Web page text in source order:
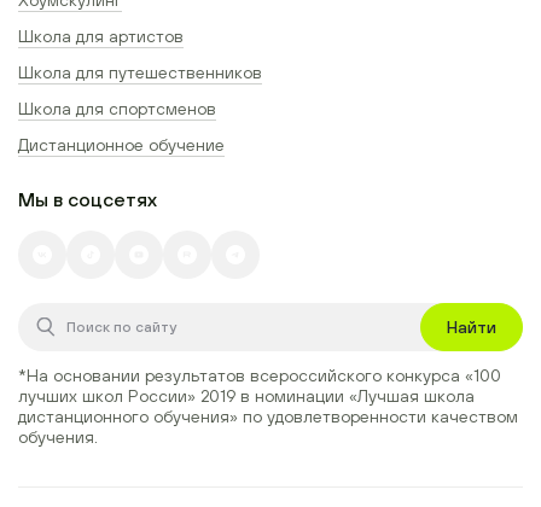
Школа для артистов
Школа для путешественников
Школа для спортсменов
Дистанционное обучение
Мы в соцсетях
Найти
*На основании результатов всероссийского конкурса «100
лучших школ России» 2019 в номинации «Лучшая школа
дистанционного обучения» по удовлетворенности качеством
обучения.